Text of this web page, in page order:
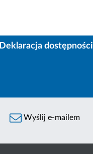
Deklaracja dostępności
Wyślij e-mailem